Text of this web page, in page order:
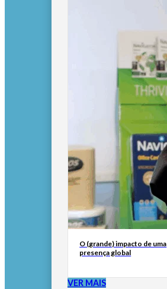
O (grande) impacto de uma
presença global
VER MAIS